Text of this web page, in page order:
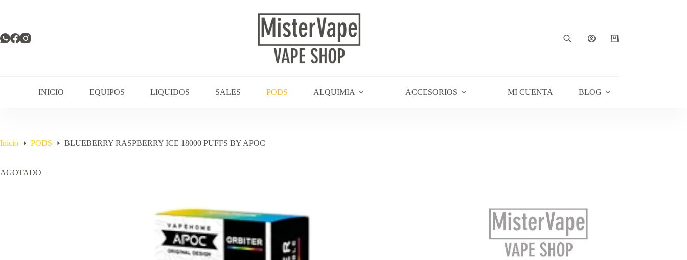
Carro
INICIO EQUIPOS LIQUIDOS SALES PODS ALQUIMIA ACCESORIOS MI CUENTA BLOG
Inicio PODS BLUEBERRY RASPBERRY ICE 18000 PUFFS BY APOC
AGOTADO